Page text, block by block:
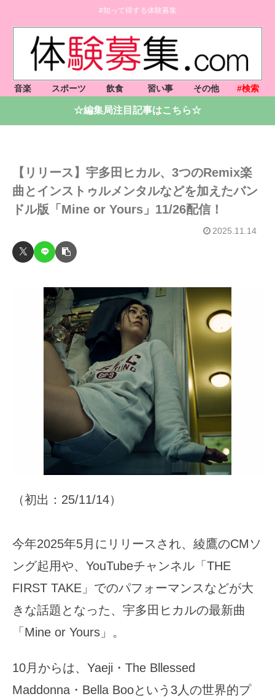
#知って得する体験募集
音楽 スポーツ 飲食 習い事 その他 #検索
☆編集局注目記事はこちら☆
【リリース】宇多田ヒカル、3つのRemix楽
曲とインストゥルメンタルなどを加えたバン
ドル版「Mine or Yours」11/26配信！
2025.11.14
（初出：25/11/14）
今年2025年5月にリリースされ、綾鷹のCMソ
ング起用や、YouTubeチャンネル「THE
FIRST TAKE」でのパフォーマンスなどが大
きな話題となった、宇多田ヒカルの最新曲
「Mine or Yours」。
10月からは、Yaeji・The Bllessed
Maddonna・Bella Booという3人の世界的プ